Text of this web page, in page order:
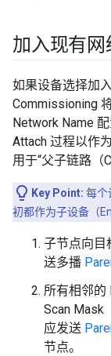
加入现有网
如果设备选择加
Commissioning
Network Name
Attach 过程以作
用于“父子链路（
Key Point: 每个
初都作为子设备（
子节点向目
送多播
所有相邻的
Scan Mask
应发送
节点。